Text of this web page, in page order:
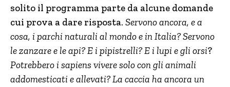
solito il programma parte da alcune domande
cui prova a dare risposta. Servono ancora, e a
cosa, i parchi naturali al mondo e in Italia? Servono
le zanzare e le api? E i pipistrelli? E i lupi e gli orsi?
Potrebbero i sapiens vivere solo con gli animali
addomesticati e allevati? La caccia ha ancora un